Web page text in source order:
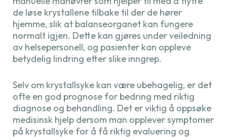
de løse krystallene tilbake til der de hører
hjemme, slik at balanseorganet kan fungere
normalt igjen. Dette kan gjøres under veiledning
av helsepersonell, og pasienter kan oppleve
betydelig lindring etter slike inngrep.
Selv om krystallsyke kan være ubehagelig, er det
ofte en god prognose for bedring med riktig
diagnose og behandling. Det er viktig å oppsøke
medisinsk hjelp dersom man opplever symptomer
på krystallsyke for å få riktig evaluering og